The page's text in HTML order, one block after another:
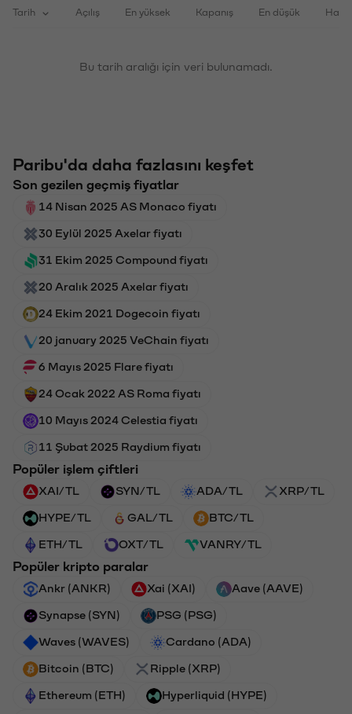
Tarih Açılış En yüksek Kapanış En düşük
Bu tarih aralığı için veri bulunamadı.
Paribu'da daha fazlasını keşfet
Son gezilen geçmiş fiyatlar
14 Nisan 2025 AS Monaco fiyatı
30 Eylül 2025 Axelar fiyatı
31 Ekim 2025 Compound fiyatı
20 Aralık 2025 Axelar fiyatı
24 Ekim 2021 Dogecoin fiyatı
20 january 2025 VeChain fiyatı
6 Mayıs 2025 Flare fiyatı
24 Ocak 2022 AS Roma fiyatı
10 Mayıs 2024 Celestia fiyatı
11 Şubat 2025 Raydium fiyatı
Popüler işlem çiftleri
XAI/TL SYN/TL ADA/TL XRP/TL
HYPE/TL GAL/TL BTC/TL
ETH/TL OXT/TL VANRY/TL
Popüler kripto paralar
Ankr (ANKR) Xai (XAI) Aave (AAVE)
Synapse (SYN) PSG (PSG)
Waves (WAVES) Cardano (ADA)
Bitcoin (BTC) Ripple (XRP)
Ethereum (ETH) Hyperliquid (HYPE)